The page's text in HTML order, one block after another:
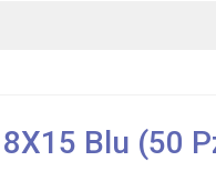
Blu (50